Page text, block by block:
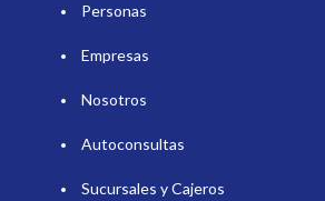
Personas
Empresas
Nosotros
Autoconsultas
Sucursales y Cajeros